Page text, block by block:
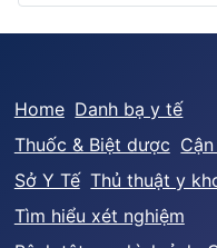
Home Danh bạ y tế
Thuốc & Biệt dược
Sở Y Tế Thủ thuật y
Tìm hiểu xét nghiệm